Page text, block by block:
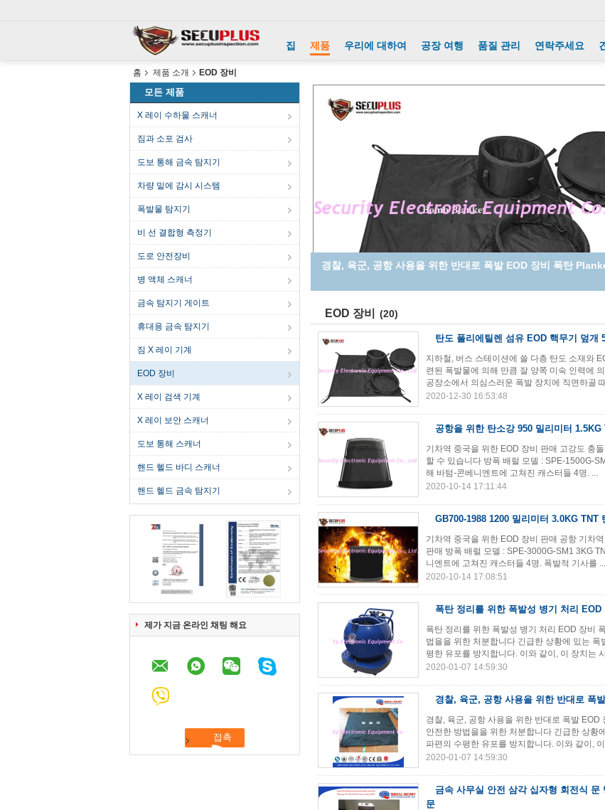
집 제품 우리에 대하여 공장 여행 품질 관리 연락주세요
홈 제품 소개 EOD 장비
모든 제품
X 레이 수하물 스캐너
짐과 소포 검사
도보 통해 금속 탐지기
차량 밑에 감시 시스템
폭발물 탐지기
비 선 결합형 측정기
도로 안전장비
병 액체 스캐너
금속 탐지기 게이트
휴대용 금속 탐지기
짐 X 레이 기계
EOD 장비
X 레이 검색 기계
X 레이 보안 스캐너
도보 통해 스캐너
핸드 헬드 바디 스캐너
핸드 헬드 금속 탐지기
제가 지금 온라인 채팅 해요
경찰, 육군, 공항 사용을 위한 반대로 폭발 EOD 장비 폭탄
EOD 장비 (20)
탄도 폴리에틸렌 섬유 EOD 핵무기 덮개
지하철, 버스 스테이션에 쓸 다층 탄도 소재와
련된 폭발물에 의해 만큼 잘 양쪽 미숙 인력에
공장소에서 의심스러운 폭발 장치에 직면하골
2020-12-30 16:53:48
공항을 위한 탄소강 950 밀리미터
기차역 중국을 위한 EOD 장비 판매 고강도 충
할 수 있습니다 방폭 배럴 모델 : SPE-1500G-
해 바텀-콘베니엔트에 고쳐진 캐스터들 4명. ...
2020-10-14 17:11:44
GB700-1988 1200 밀리미터 3.0KG TNT
기차역 중국을 위한 EOD 장비 판매 공항 기차
판매 방폭 배럴 모델 : SPE-3000G-SM1 3KG
니엔트에 고쳐진 캐스터들 4명. 폭발적 기사를 ...
2020-10-14 17:08:51
폭탄 정리를 위한 폭발성 병기 처리 EOD
폭탄 정리를 위한 폭발성 병기 처리 EOD 장비
법을을 위한 처분합니다 긴급한 상황에 있는
평한 유포를 방지합니다. 이와 같이, 이 장치는
2020-01-07 14:59:30
경찰, 육군, 공항 사용을 위한 반대로 폭
경찰, 육군, 공항 사용을 위한 반대로 폭발
안전한 방법을을 위한 처분합니다 긴급한 상황
파편의 수평한 유포를 방지합니다. 이와 같이,
2020-01-07 14:59:30
금속 사무실 안전 삼각 십자형 회전식 문
문